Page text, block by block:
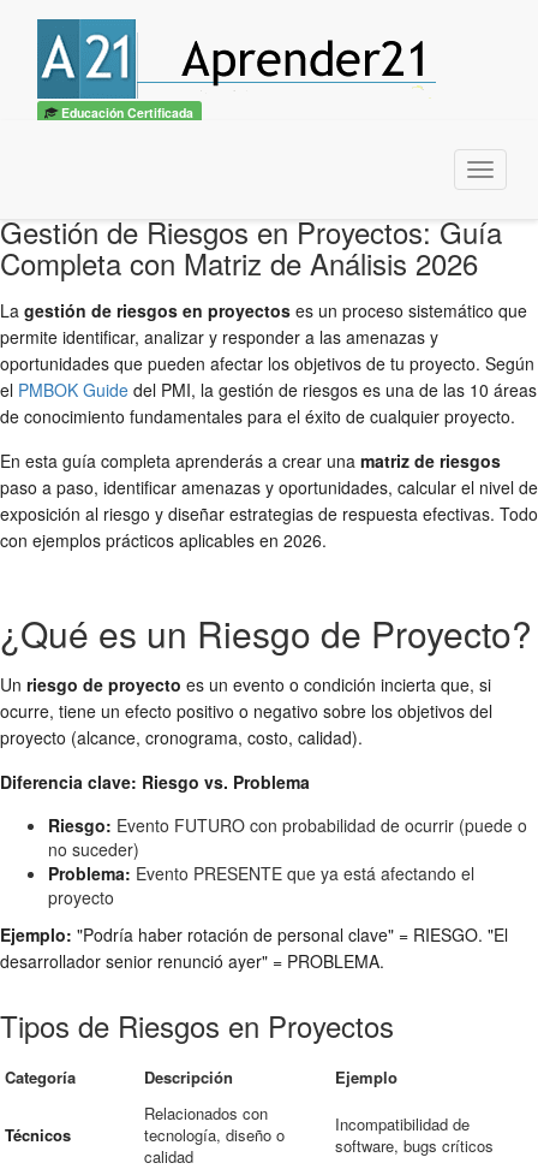
Educación Certificada
Menu
Gestión de Riesgos en Proyectos: Guía
Completa con Matriz de Análisis 2026
La gestión de riesgos en proyectos es un proceso sistemático que
permite identificar, analizar y responder a las amenazas y
oportunidades que pueden afectar los objetivos de tu proyecto. Según
el PMBOK Guide del PMI, la gestión de riesgos es una de las 10 áreas
de conocimiento fundamentales para el éxito de cualquier proyecto.
En esta guía completa aprenderás a crear una matriz de riesgos
paso a paso, identificar amenazas y oportunidades, calcular el nivel de
exposición al riesgo y diseñar estrategias de respuesta efectivas. Todo
con ejemplos prácticos aplicables en 2026.
¿Qué es un Riesgo de Proyecto?
Un riesgo de proyecto es un evento o condición incierta que, si
ocurre, tiene un efecto positivo o negativo sobre los objetivos del
proyecto (alcance, cronograma, costo, calidad).
Diferencia clave: Riesgo vs. Problema
Riesgo: Evento FUTURO con probabilidad de ocurrir (puede o
no suceder)
Problema: Evento PRESENTE que ya está afectando el
proyecto
Ejemplo: "Podría haber rotación de personal clave" = RIESGO. "El
desarrollador senior renunció ayer" = PROBLEMA.
Tipos de Riesgos en Proyectos
Categoría Descripción Ejemplo
Técnicos
Relacionados con
tecnología, diseño o
calidad
Incompatibilidad de
software, bugs críticos